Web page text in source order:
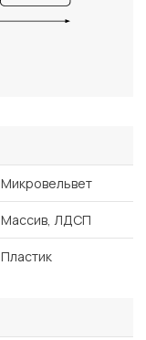
Микровельвет
Массив, ЛДСП
Пластик